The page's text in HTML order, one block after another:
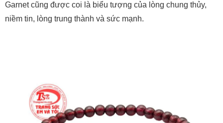
Garnet cũng được coi là biểu tượng của lòng chung thủy,
niềm tin, lòng trung thành và sức mạnh.